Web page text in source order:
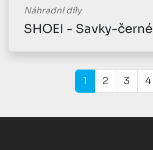
Náhradní díly
SHOEI - Savky-černé
1 2 3 4